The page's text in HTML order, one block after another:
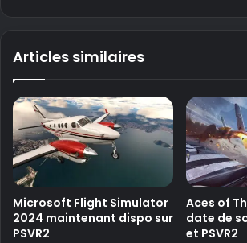
Articles similaires
Microsoft Flight Simulator
2024 maintenant dispo sur
PSVR2
Aces of
date de
et PSVR2